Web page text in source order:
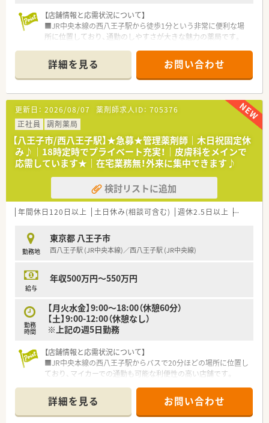
【店舗情報と応需状況について】
■JR中央本線の西八王子駅から徒歩1分という非常に便利な場
所に位置しており、通勤のしやすさが大きな魅力の薬局です。
ら繁忙期には80枚程度の処方箋を受け付けています。
■常勤薬剤師1名とパート3名の体制に加え、事務スタッフ3名と
調剤補助2名が在籍し、円滑な運営を行っている店舗です。
【勤務実態について】
■週32時間以上の勤務をベースとしており、週休2日制の導入に
よりプライベートの時間もしっかり確保できる仕組みです。
■西八王子駅から徒歩圏内の好立地であるため、仕事終わりの買
い物や用事も済ませやすく、生活利便性が高い職場です。
■住宅手当や退職金制度などの福利厚生が充実しており、将来を
見据えて腰を据えて働きたい方にとって安心の環境です。
【職場環境と雰囲気】
■50代の女性常勤薬剤師を中心に、ベテランからパートスタッ
フまで幅広い層が協力しながら和やかに業務を遂行していま
■調剤補助スタッフが2名在籍しているため、薬剤師が本来の専
門業務である服薬指導などに集中しやすい環境が整っていま
す。
親しまれる「街のかかりつけ薬局」として機能しています。
詳細を見る お問い合わせ
更新日： 2026/08/07 薬剤師求人ID： 705376
正社員
調剤薬局
【八王子市/西八王子駅】★急募★管理薬剤師｜木日祝固定休
み♪｜18時定時でプライベート充実！｜皮膚科をメインで
応需しています★｜在宅業務無！外来に集中できます♪
検討リストに追加
年間休日120日以上 土日休み(相談可含む) 週休2.5日以上 週32h以
勤務地
東京都 八王子市
西八王子駅 (JR中央本線)／西八王子駅 (JR中央線)
給与
年収500万円～550万円
勤務
時間
【月火水金】9:00～18:00（休憩60分）
【土】9:00-12:00（休憩なし）
※上記の週5日勤務
【店舗情報と応需状況について】
■JR中央本線の西八王子駅からバスで20分ほどの場所に位置し
ており、マイカーでの通勤も可能な利便性の高い店舗です。
の領域において専門的な知識を深めることができる環境です。
■常勤薬剤師1名と非常勤3名に加えて事務4名が在籍しており、
スタッフ全員で協力しながら円滑に業務を行っています。
詳細を見る お問い合わせ